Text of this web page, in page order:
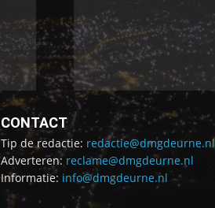
CONTACT
Tip de redactie: redactie@dmgdeurne.nl
Adverteren: reclame@dmgdeurne.nl
Informatie: info@dmgdeurne.nl